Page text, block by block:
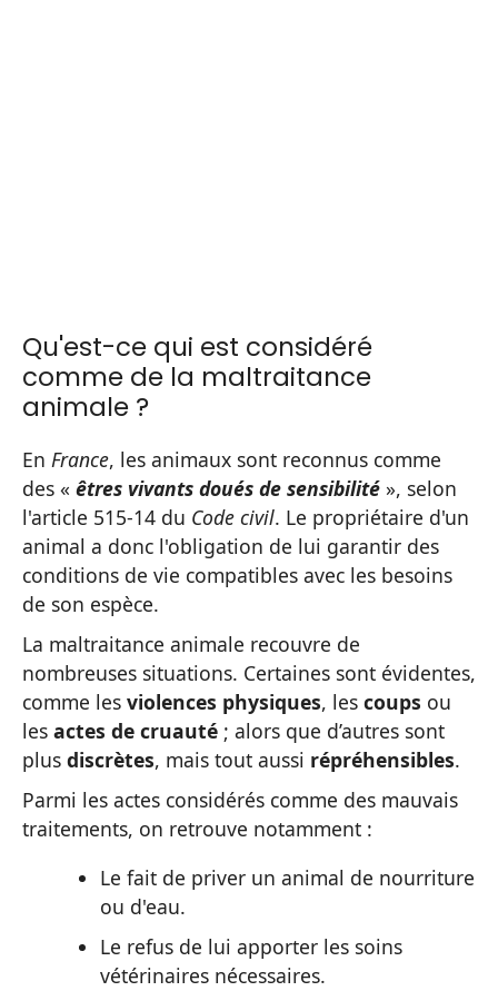
Qu'est-ce qui est considéré
comme de la maltraitance
animale ?
En France, les animaux sont reconnus comme
des « êtres vivants doués de sensibilité », selon
l'article 515-14 du Code civil. Le propriétaire d'un
animal a donc l'obligation de lui garantir des
conditions de vie compatibles avec les besoins
de son espèce.
La maltraitance animale recouvre de
nombreuses situations. Certaines sont évidentes,
comme les violences physiques, les coups ou
les actes de cruauté ; alors que d’autres sont
plus discrètes, mais tout aussi répréhensibles.
Parmi les actes considérés comme des mauvais
traitements, on retrouve notamment :
Le fait de priver un animal de nourriture
ou d'eau.
Le refus de lui apporter les soins
vétérinaires nécessaires.